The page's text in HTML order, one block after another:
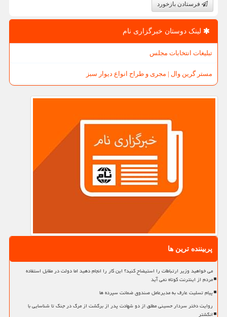
فرستادن بازخورد
لینک دوستان خبرگزاری نام
تبلیغات انتخابات مجلس
مستر گرین وال | مجری و طراح انواع دیوار سبز
پربیننده ترین ها
می خواهید وزیر ارتباطات را استیضاح کنید؟ این کار را انجام دهید اما دولت در مقابل استفاده
مردم از اینترنت کوتاه نمی آید
پیام تسلیت عارف به مدیرعامل صندوق ضمانت سپرده ها
روایت دختر سردار حسینی مطلق از دو شهادت پدر از برگشت از مرگ در جنگ تا شناسایی با
انگشتر